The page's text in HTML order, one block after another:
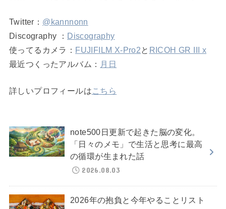
Twitter： @kannnonn
Discography ： Discography
使ってるカメラ： FUJIFILM X-Pro2と RICOH GR III x
最近つくったアルバム： 月日
詳しいプロフィールはこちら
note500日更新で起きた脳の変化。
「日々のメモ」で生活と思考に最高
の循環が生まれた話
2026.08.03
2026年の抱負と今年やることリスト